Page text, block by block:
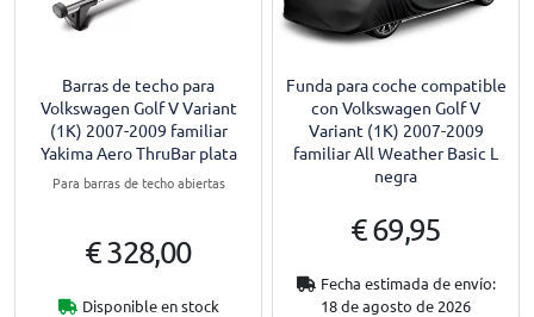
Barras de techo para
Volkswagen Golf V Variant
(1K) 2007-2009 familiar
Yakima Aero ThruBar plata
Para barras de techo abiertas
€ 328,00
Disponible en stock
Funda para coche compatible
con Volkswagen Golf V
Variant (1K) 2007-2009
familiar All Weather Basic L
negra
€ 69,95
Fecha estimada de envío:
18 de agosto de 2026